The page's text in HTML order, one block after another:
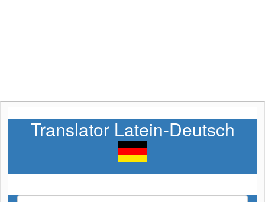
Translator Latein-Deutsch